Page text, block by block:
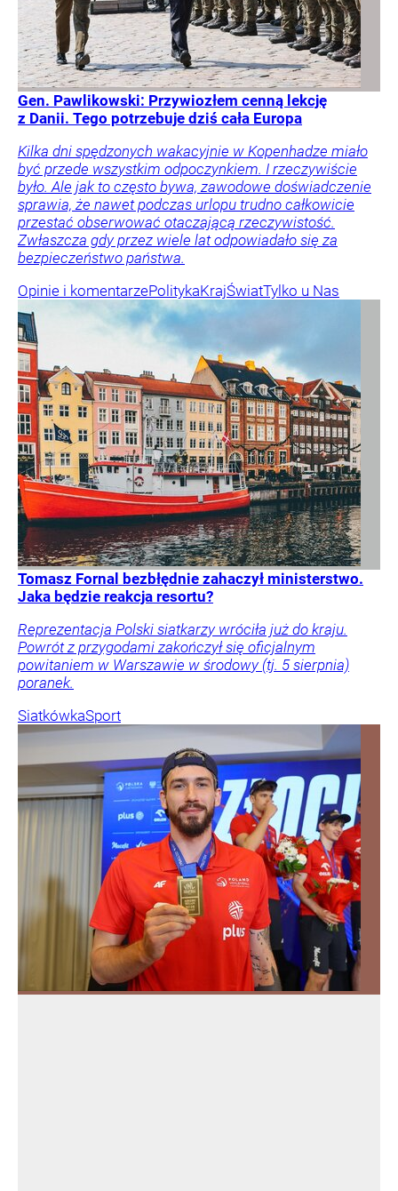
Gen. Pawlikowski: Przywiozłem cenną lekcję
z Danii. Tego potrzebuje dziś cała Europa
Kilka dni spędzonych wakacyjnie w Kopenhadze miało
być przede wszystkim odpoczynkiem. I rzeczywiście
było. Ale jak to często bywa, zawodowe doświadczenie
sprawia, że nawet podczas urlopu trudno całkowicie
przestać obserwować otaczającą rzeczywistość.
Zwłaszcza gdy przez wiele lat odpowiadało się za
bezpieczeństwo państwa.
Opinie i komentarzePolitykaKrajŚwiatTylko u Nas
Tomasz Fornal bezbłędnie zahaczył ministerstwo.
Jaka będzie reakcja resortu?
Reprezentacja Polski siatkarzy wróciła już do kraju.
Powrót z przygodami zakończył się oficjalnym
powitaniem w Warszawie w środowy (tj. 5 sierpnia)
poranek.
SiatkówkaSport